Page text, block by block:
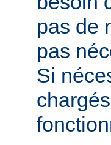
pas de
pas
Si